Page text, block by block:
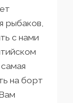
рыбаков,
с нами
на борт